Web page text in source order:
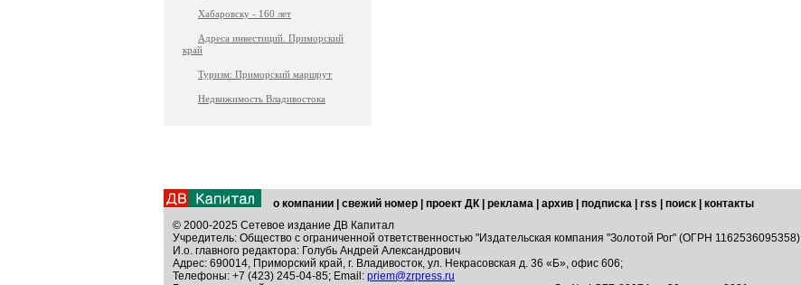
Хабаровску - 160 лет
Адреса инвестиций. Приморский
край
Туризм: Приморский маршрут
Недвижимость Владивостока
о компании свежий номер проект ДК реклама архив подписка rss поиск
контакты
© 2000-2025 Сетевое издание ДВ Капитал
Учредитель: Общество с ограниченной ответственностью "Издательская компания "Золотой Рог" (ОГРН 1162536095358)
И.о. главного редактора: Голубь Андрей Александрович
Адрес: 690014, Приморский край, г. Владивосток, ул. Некрасовская д. 36 «Б», офис 606;
Телефоны: +7 (423) 245-04-85; Email: priem@zrpress.ru